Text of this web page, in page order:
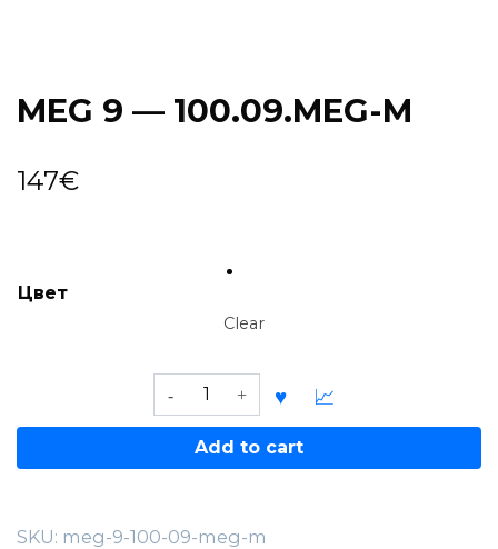
MEG 9 — 100.09.MEG-M
147€
Цвет
Clear
9
100.09.MEG-
Add to cart
SKU: meg-9-100-09-meg-m